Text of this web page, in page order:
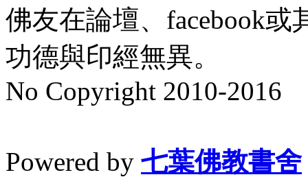
佛友在論壇、facebook
功德與印經無異。
No Copyright 2010-2016
Powered by 七葉佛教書舍